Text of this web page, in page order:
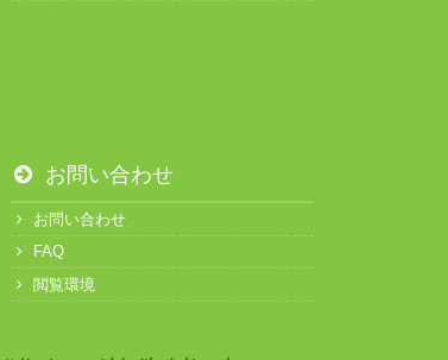
お問い合わせ
お問い合わせ
FAQ
閲覧環境